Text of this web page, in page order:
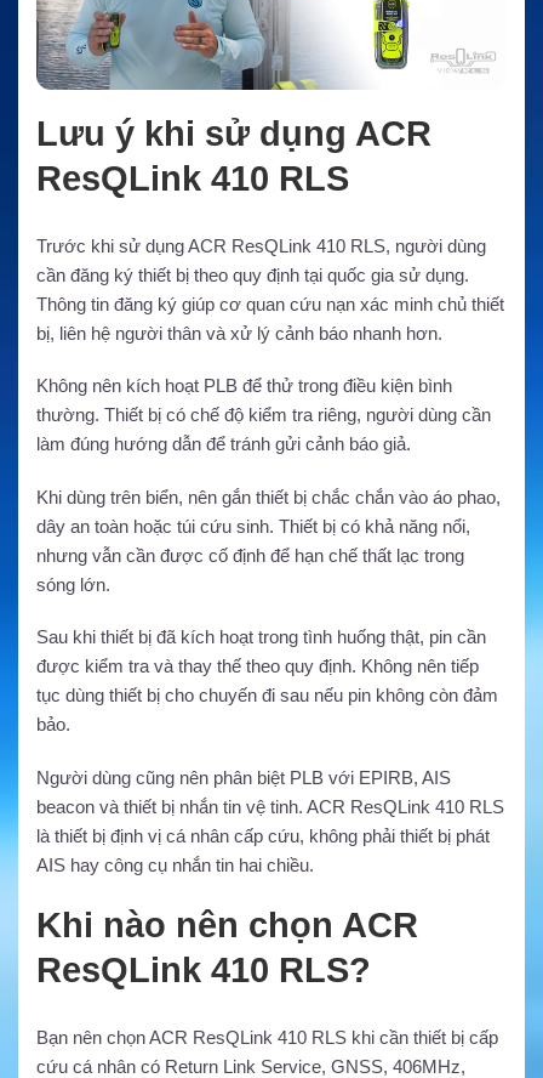
Lưu ý khi sử dụng ACR
ResQLink 410 RLS
Trước khi sử dụng ACR ResQLink 410 RLS, người dùng
cần đăng ký thiết bị theo quy định tại quốc gia sử dụng.
Thông tin đăng ký giúp cơ quan cứu nạn xác minh chủ thiết
bị, liên hệ người thân và xử lý cảnh báo nhanh hơn.
Không nên kích hoạt PLB để thử trong điều kiện bình
thường. Thiết bị có chế độ kiểm tra riêng, người dùng cần
làm đúng hướng dẫn để tránh gửi cảnh báo giả.
Khi dùng trên biển, nên gắn thiết bị chắc chắn vào áo phao,
dây an toàn hoặc túi cứu sinh. Thiết bị có khả năng nổi,
nhưng vẫn cần được cố định để hạn chế thất lạc trong
sóng lớn.
Sau khi thiết bị đã kích hoạt trong tình huống thật, pin cần
được kiểm tra và thay thế theo quy định. Không nên tiếp
tục dùng thiết bị cho chuyến đi sau nếu pin không còn đảm
bảo.
Người dùng cũng nên phân biệt PLB với EPIRB, AIS
beacon và thiết bị nhắn tin vệ tinh. ACR ResQLink 410 RLS
là thiết bị định vị cá nhân cấp cứu, không phải thiết bị phát
AIS hay công cụ nhắn tin hai chiều.
Khi nào nên chọn ACR
ResQLink 410 RLS?
Bạn nên chọn ACR ResQLink 410 RLS khi cần thiết bị cấp
cứu cá nhân có Return Link Service, GNSS, 406MHz,